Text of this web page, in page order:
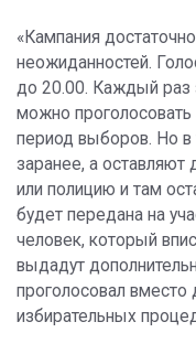
«Кампания
неожиданностей.
до 20.00. Каждый раз
можно проголосовать
период выборов. Но в
заранее, а
или полицию и там
будет передана на
человек, который
выдадут
проголосовал
избирательных